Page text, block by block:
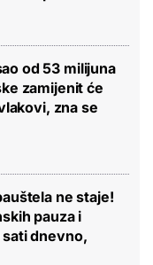
od 53 milijuna
zamijenit će
zna se
ne staje!
pauza i
dnevno,